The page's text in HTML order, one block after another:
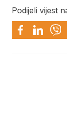
Podijeli vijest